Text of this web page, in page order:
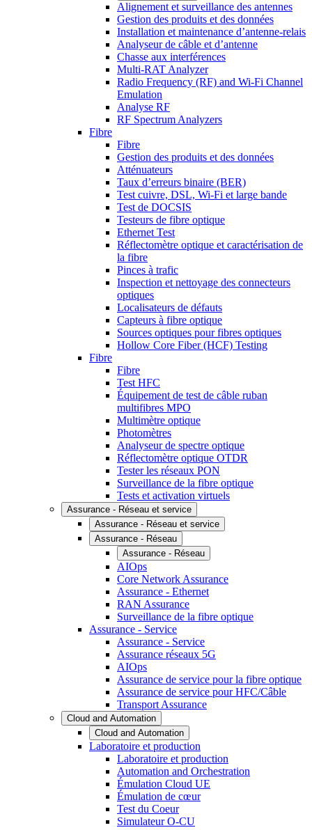
Alignement et surveillance des antennes
Gestion des produits et des données
Installation et maintenance d’antenne-relais
Analyseur de câble et d’antenne
Chasse aux interférences
Multi-RAT Analyzer
Radio Frequency (RF) and Wi-Fi Channel
Emulation
Analyse RF
RF Spectrum Analyzers
Fibre
Fibre
Gestion des produits et des données
Atténuateurs
Taux d’erreurs binaire (BER)
Test cuivre, DSL, Wi-Fi et large bande
Test de DOCSIS
Testeurs de fibre optique
Ethernet Test
Réflectomètre optique et caractérisation de
la fibre
Pinces à trafic
Inspection et nettoyage des connecteurs
optiques
Localisateurs de défauts
Capteurs à fibre optique
Sources optiques pour fibres optiques
Hollow Core Fiber (HCF) Testing
Fibre
Fibre
Test HFC
Équipement de test de câble ruban
multifibres MPO
Multimètre optique
Photomètres
Analyseur de spectre optique
Réflectomètre optique OTDR
Tester les réseaux PON
Surveillance de la fibre optique
Tests et activation virtuels
Assurance - Réseau et service
Assurance - Réseau et service
Assurance - Réseau
Assurance - Réseau
AIOps
Core Network Assurance
Assurance - Ethernet
RAN Assurance
Surveillance de la fibre optique
Assurance - Service
Assurance - Service
Assurance réseaux 5G
AIOps
Assurance de service pour la fibre optique
Assurance de service pour HFC/Câble
Transport Assurance
Cloud and Automation
Cloud and Automation
Laboratoire et production
Laboratoire et production
Automation and Orchestration
Émulation Cloud UE
Émulation de cœur
Test du Coeur
Simulateur O-CU